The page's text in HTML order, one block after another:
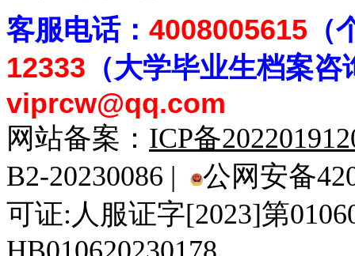
客服电话： 4008005615
12333 （大学毕业生档案咨
viprcw@qq.com
网站备案： ICP备
B2-20230086 |
公网安备
可证:人服证字[2023]第